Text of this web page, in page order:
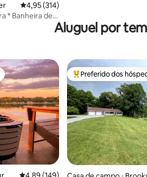
4,95 de uma avaliação média de 5,
4,95 (314)
* Banheira de
Aluguel por
Entre os melhores
Preferido dos